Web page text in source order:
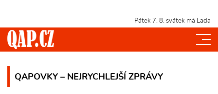
Pátek 7. 8. svátek má Lada
QAPOVKY – NEJRYCHLEJŠÍ ZPRÁVY